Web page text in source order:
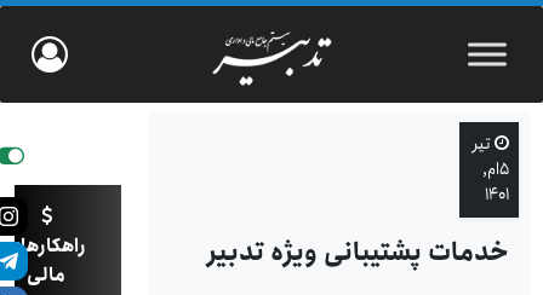
تیر
۵ام,
۱۴۰۱
خدمات پشتیبانی ویژه تدبیر
راهکارهای
مالی